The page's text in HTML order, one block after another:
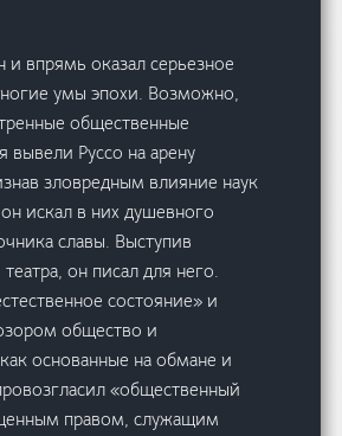
впрямь оказал серьезное
умы эпохи. Возможно,
общественные
вывели Руссо на арену
зловредным влияние наук
искал в них душевного
славы. Выступив
он писал для него.
состояние» и
общество и
основанные на обмане и
«общественный
правом, служащим